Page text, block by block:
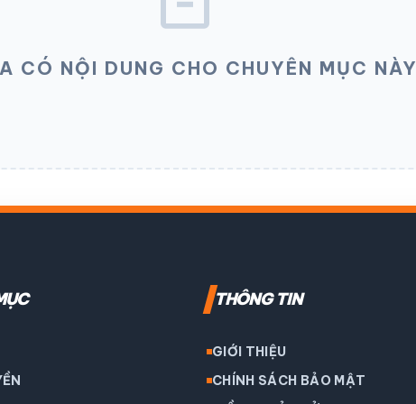
CÓ NỘI DUNG CHO CHUYÊN MỤC NÀY
THÔNG TIN
GIỚI THIỆU
CHÍNH SÁCH BẢO MẬT